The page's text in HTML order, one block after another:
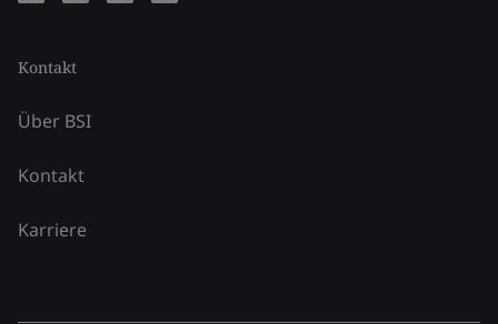
Kontakt
Über BSI
Kontakt
Karriere